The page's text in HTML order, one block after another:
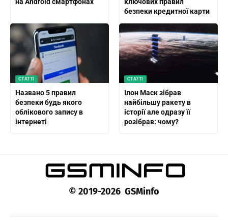
безпеки кредитної карти
СТАТТІ
Названо 5 правил
безпеки будь якого
облікового запису в
інтернеті
СТАТТІ
Ілон Маск зібрав
найбільшу ракету в
історії але одразу її
розібрав: чому?
© 2019-2026 GSMinfo